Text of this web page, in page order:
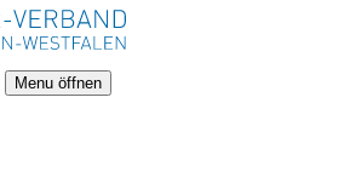
Menu öffnen